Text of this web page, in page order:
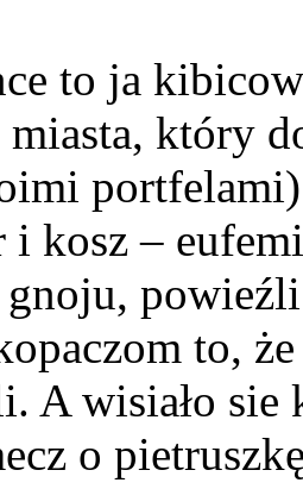
to ja
miasta, który
i kosz –
gnoju,
to,
A wisiało sie
o